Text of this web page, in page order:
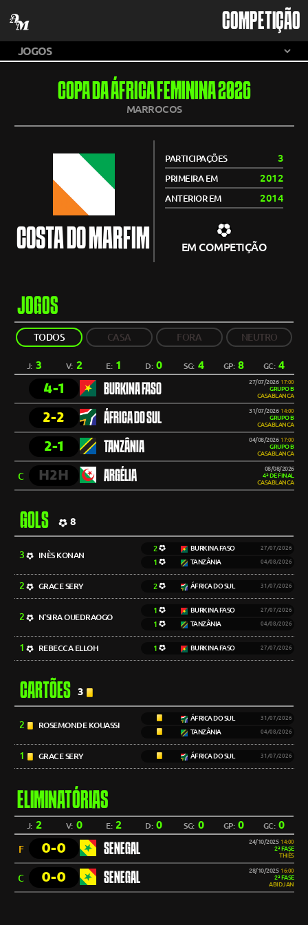
COMPETIÇÃO
COPA DA ÁFRICA FEMININA 2026
MARROCOS
COSTA DO MARFIM
PARTICIPAÇÕES 3
PRIMEIRA EM 2012
ANTERIOR EM 2014
EM COMPETIÇÃO
JOGOS
TODOS CASA FORA NEUTRO
J: 3 V: 2 E: 1 D:0 SG: 4 GP: 8 GC: 4
4-1 BURKINA FASO 27/07/2026 17:00
GRUPO B
CASABLANCA
2-2 ÁFRICA DO SUL 31/07/2026 14:00
GRUPO B
CASABLANCA
2-1 TANZÂNIA 04/08/2026 17:00
GRUPO B
CASABLANCA
C H2H ARGÉLIA
08/08/2026
4ª DE FINAL
CASABLANCA
GOLS 8
3 INÈS KONAN
2 BURKINA FASO 27/07/2026
1 TANZÂNIA 04/08/2026
2 GRACE SERY 2 ÁFRICA DO SUL 31/07/2026
2 N'SIRA OUEDRAOGO
1 BURKINA FASO 27/07/2026
1 TANZÂNIA 04/08/2026
1 REBECCA ELLOH 1 BURKINA FASO 27/07/2026
CARTÕES 3
2 ROSEMONDE KOUASSI
ÁFRICA DO SUL 31/07/2026
TANZÂNIA 04/08/2026
1 GRACE SERY ÁFRICA DO SUL 31/07/2026
ELIMINATÓRIAS
J: 2 V: 0 E:2 D:0 SG: 0 GP: 0 GC: 0
F 0-0 SENEGAL 24/10/2025 14:00
2ª FASE
THIÈS
C 0-0 SENEGAL 28/10/2025 16:00
2ª FASE
ABIDJAN